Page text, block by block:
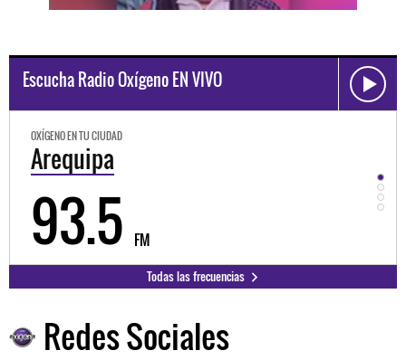
Escucha Radio Oxígeno EN VIVO
OXÍGENO EN TU CIUDAD
Trujillo
98.3 FM
Todas las frecuencias
Redes Sociales